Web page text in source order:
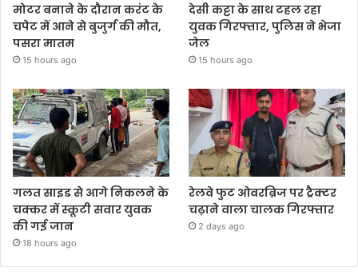
मोटर बनाने के दौरान करंट के
चपेट में आने से बुजुर्ग की मौत,
पसरा मातम
15 hours ago
देसी कट्टा के साथ टहल रहा
युवक गिरफ्तार, पुलिस ने भेजा
जेल
15 hours ago
गलत साइड से आगे निकलने के
चक्कर में स्कूटी सवार युवक
की गई जान
18 hours ago
रेलवे फुट ओवरब्रिज पर ट्रैक्टर
चढ़ाने वाला चालक गिरफ्तार
2 days ago